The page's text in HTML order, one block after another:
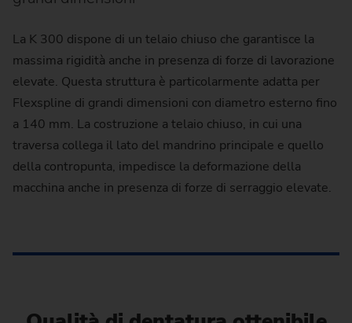
La K 300 dispone di un telaio chiuso che garantisce la
massima rigidità anche in presenza di forze di lavorazione
elevate. Questa struttura è particolarmente adatta per
Flexspline di grandi dimensioni con diametro esterno fino
a 140 mm. La costruzione a telaio chiuso, in cui una
traversa collega il lato del mandrino principale e quello
della contropunta, impedisce la deformazione della
macchina anche in presenza di forze di serraggio elevate.